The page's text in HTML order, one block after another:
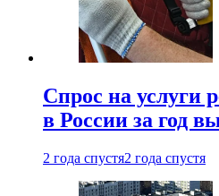
Спрос на услуги
в России за год
2 года спустя2 года спустя